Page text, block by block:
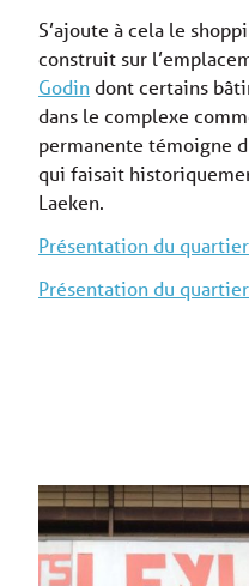
S’ajoute à cela le
construit sur
Godindont certains
dans le complexe
permanente témoigne
qui faisait
Laeken.
Présentation du
Présentation du